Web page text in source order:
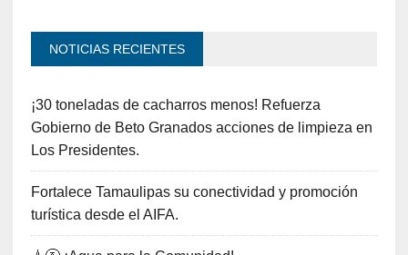
NOTICIAS RECIENTES
¡30 toneladas de cacharros menos! Refuerza
Gobierno de Beto Granados acciones de limpieza en
Los Presidentes.
Fortalece Tamaulipas su conectividad y promoción
turística desde el AIFA.